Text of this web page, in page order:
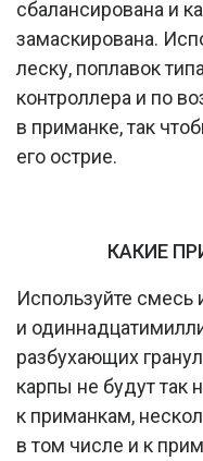
сбалансирована и
замаскирована.
леску, поплавок
контроллера и по
в приманке, так
его острие.
КАКИЕ
Используйте смесь
и
разбухающих
карпы не будут так
к приманкам,
в том числе и к